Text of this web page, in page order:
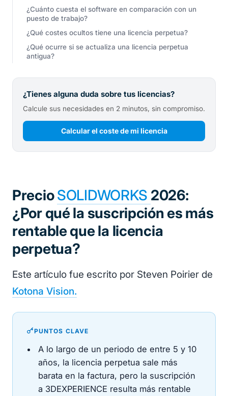
¿Cuánto cuesta el software en comparación con un
puesto de trabajo?
¿Qué costes ocultos tiene una licencia perpetua?
¿Qué ocurre si se actualiza una licencia perpetua
antigua?
¿Tienes alguna duda sobre tus licencias?
Calcule sus necesidades en 2 minutos, sin compromiso.
Calcular el coste de mi licencia
PrecioSOLIDWORKS 2026:
¿Por qué la suscripción es más
rentable que la licencia
perpetua?
Este artículo fue escrito por Steven Poirier de
Kotona Vision.
PUNTOS CLAVE
A lo largo de un periodo de entre 5 y 10
años, la licencia perpetua sale más
barata en la factura, pero la suscripción
a 3DEXPERIENCE resulta más rentable